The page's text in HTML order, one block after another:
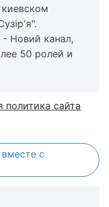
- Новий канал,
50 ролей и
политика сайта
с